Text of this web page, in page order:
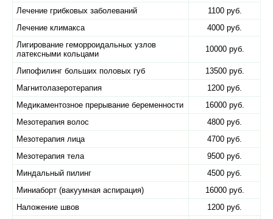
Лечение грибковых заболеваний
1100 руб.
Лечение климакса
4000 руб.
Лигирование геморроидальных узлов
латексными кольцами
10000 руб.
Липофилинг больших половых губ
13500 руб.
Магнитолазеротерапия
1200 руб.
Медикаментозное прерывание беременности
16000 руб.
Мезотерапия волос
4800 руб.
Мезотерапия лица
4700 руб.
Мезотерапия тела
9500 руб.
Миндальный пилинг
4500 руб.
Миниаборт (вакуумная аспирация)
16000 руб.
Наложение швов
1200 руб.